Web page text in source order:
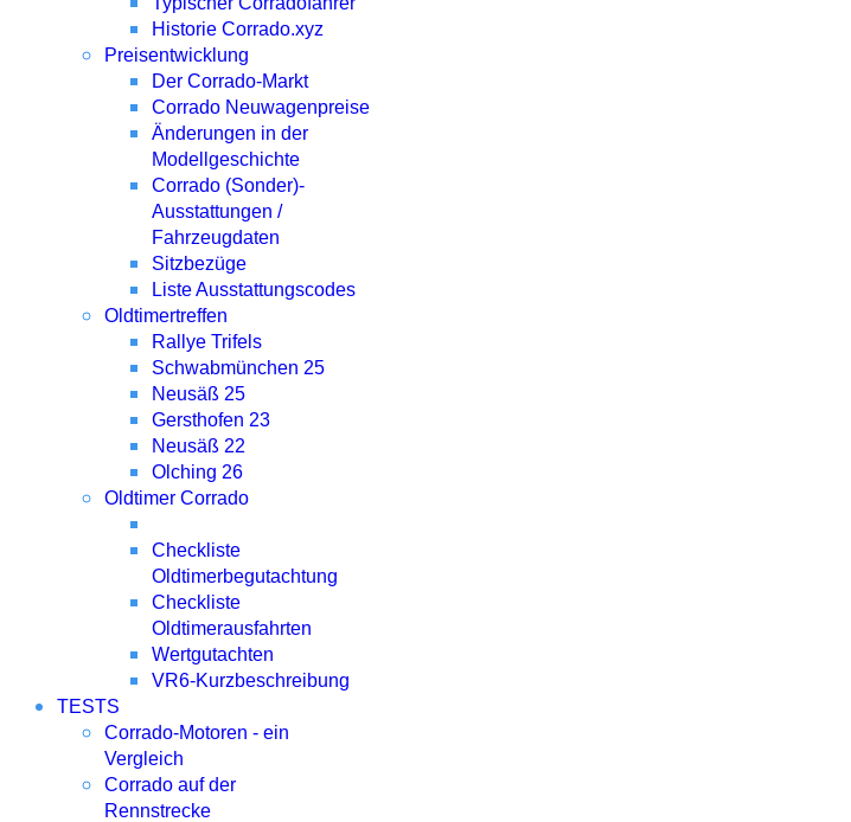
Historie Corrado.xyz
Preisentwicklung
Der Corrado-Markt
Corrado Neuwagenpreise
Änderungen in der
Modellgeschichte
Corrado (Sonder)-
Ausstattungen /
Fahrzeugdaten
Sitzbezüge
Liste Ausstattungscodes
Oldtimertreffen
Rallye Trifels
Schwabmünchen 25
Neusäß 25
Gersthofen 23
Neusäß 22
Olching 26
Oldtimer Corrado
Checkliste
Oldtimerbegutachtung
Checkliste
Oldtimerausfahrten
Wertgutachten
VR6-Kurzbeschreibung
TESTS
Corrado-Motoren - ein
Vergleich
Corrado auf der
Rennstrecke